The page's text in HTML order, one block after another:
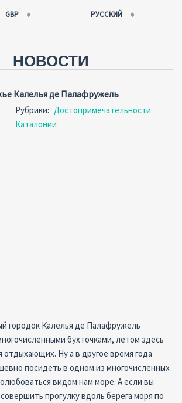
GBP
RUB
CNY
РУССКИЙ
ESPAÑOL
НОВОСТИ
Калелья де Палафружель
Рубрики: Достопримечательности
Каталонии
городок Калелья де Палафружель
бухточками, летом здесь
отдыхающих. Ну а в другое время года
посидеть в одном из многочисленных
видом нам море. А если вы
прогулку вдоль берега моря по